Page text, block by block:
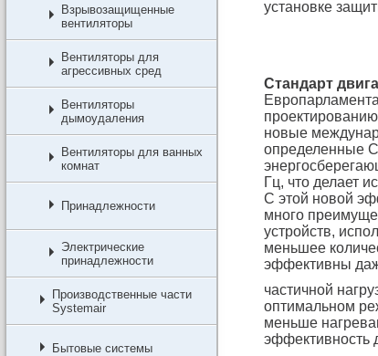
Взрывозащищенные
вентиляторы
Вентиляторы для
агрессивных сред
Вентиляторы
дымоудаления
Вентиляторы для ванных
комнат
Принадлежности
Электрические
принадлежности
Производственные части
Systemair
Бытовые системы
установке
Стандарт
новые
определенные
Гц, что делает
С этой новой
много
устройств,
меньшее
эффективны
частичной
оптимальном
меньше
эффективность